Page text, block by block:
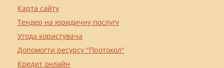
Карта сайту
Тендер на юридичну послугу
Угода користувача
Допомогти ресурсу "Протокол"
Кредит онлайн